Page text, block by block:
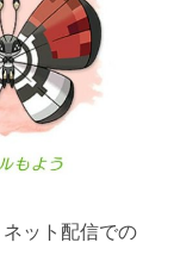
ット配信での